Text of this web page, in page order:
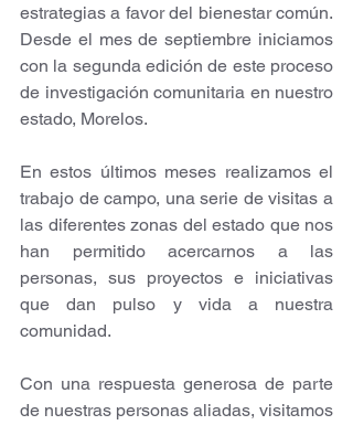
estrategias a favor del bienestar común.
Desde el mes de septiembre iniciamos
con la segunda edición de este proceso
de investigación comunitaria en nuestro
estado, Morelos.
En estos últimos meses realizamos el
trabajo de campo, una serie de visitas a
las diferentes zonas del estado que nos
han permitido acercarnos a las
personas, sus proyectos e iniciativas
que dan pulso y vida a nuestra
comunidad.
Con una respuesta generosa de parte
de nuestras personas aliadas, visitamos